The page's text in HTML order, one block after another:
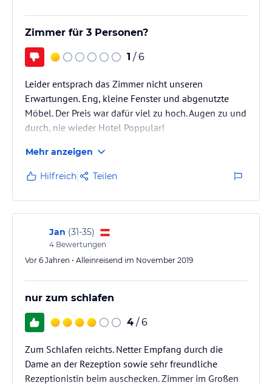
Zimmer für 3 Personen?
1 / 6
Leider entsprach das Zimmer nicht unseren
Erwartungen. Eng, kleine Fenster und abgenutzte
Möbel. Der Preis war dafür viel zu hoch. Augen zu und
durch, nie wieder Hotel Poppular!
Mehr anzeigen
Hilfreich Teilen
Jan (31-35)
4 Bewertungen
Vor 6 Jahren • Alleinreisend im November 2019
nur zum schlafen
4 / 6
Zum Schlafen reichts. Netter Empfang durch die
Dame an der Rezeption sowie sehr freundliche
Rezeptionistin beim auschecken. Zimmer im Großen